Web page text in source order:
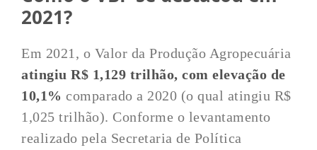
2021?
Em 2021, o Valor da Produção Agropecuária
atingiu R$ 1,129 trilhão, com elevação de
10,1% comparado a 2020 (o qual atingiu R$
1,025 trilhão). Conforme o levantamento
realizado pela Secretaria de Política